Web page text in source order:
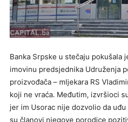
Banka Srpske u stečaju pokušala
imovinu predsjednika Udruženja
proizvođača – mljekara RS
koji ne vraća. Međutim, izvršioci
jer im Usorac nije dozvolio da
su članovi njegove porodice